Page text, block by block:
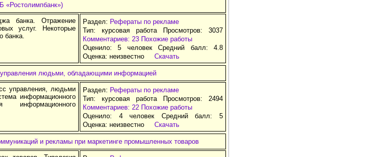
«Ростолимпбанк»)
банка. Отражение
услуг. Некоторые
банка.
Раздел: Рефераты по рекламе
Тип: курсовая работа Просмотров: 3037
Комментариев: 23 Похожие работы
Оценило: 5 человек Средний балл: 4.8
Оценка: неизвестно Скачать
людьми, обладающими информацией
управления, людьми
информационного
информационного
Раздел: Рефераты по рекламе
Тип: курсовая работа Просмотров: 2494
Комментариев: 22 Похожие работы
Оценило: 4 человек Средний балл: 5
Оценка: неизвестно Скачать
и рекламы при маркетинге промышленных товаров